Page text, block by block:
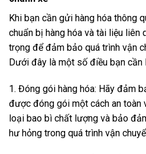
Khi bạn cần gửi hàng hóa thông
chuẩn bị hàng hóa và tài liệu liên
trọng để đảm bảo quá trình vận
Dưới đây là một số điều bạn cần
1. Đóng gói hàng hóa: Hãy đảm
được đóng gói một cách an toàn
loại bao bì chất lượng và bảo
hư hỏng trong quá trình vận